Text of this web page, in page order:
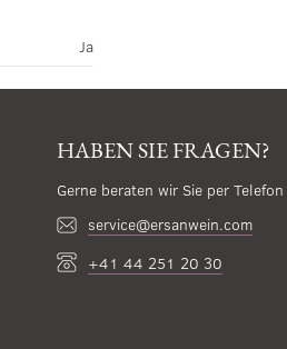
Ja
HABEN SIE FRAGEN?
Gerne beraten wir Sie per
service@ersanwein.com
+41 44 251 20 30